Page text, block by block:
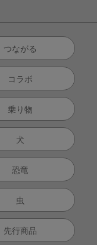
つながる
コラボ
乗り物
犬
恐竜
虫
先行商品